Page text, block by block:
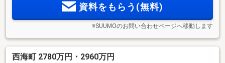
資料をもらう(無料)
※SUUMOのお問い合わせページへ移動します
西海町 2780万円・2960万円